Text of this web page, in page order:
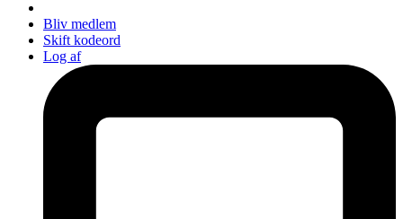
Bliv medlem
Skift kodeord
Log af